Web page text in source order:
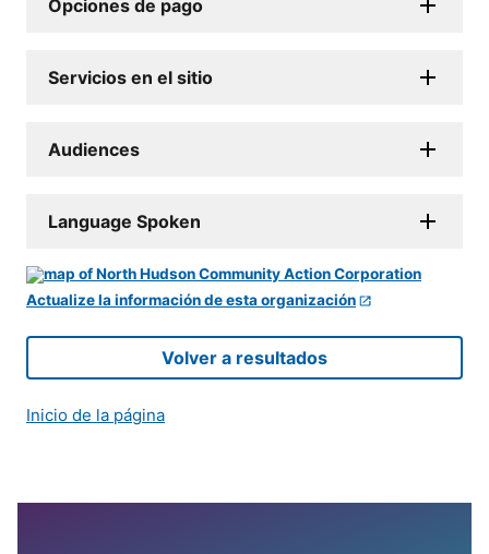
Opciones de pago
Servicios en el sitio
Audiences
Language Spoken
Actualize la información de esta organización
Volver a resultados
Inicio de la página